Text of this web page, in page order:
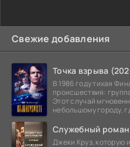
Свежие добавления
Точка взрыва
В 1986 году тихая
происшествия:
Этот случай
небольшому городу,
Служебный
Джеки Круз, которую